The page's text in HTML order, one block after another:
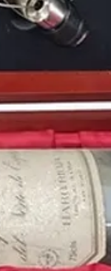
otros países europeos, en
hospitales y en los
literario podemos recordar
Los límites del paraíso,
rey de nuestro país, elReal
, mientras que el
ganada por primera y única
en los penaltis.
la música donde
, Metálica e Iron
aquel
1988en Pamplona.
cantantes como
Tino Casal oJulio Iglesias
El último de la Fila que
al sombrero